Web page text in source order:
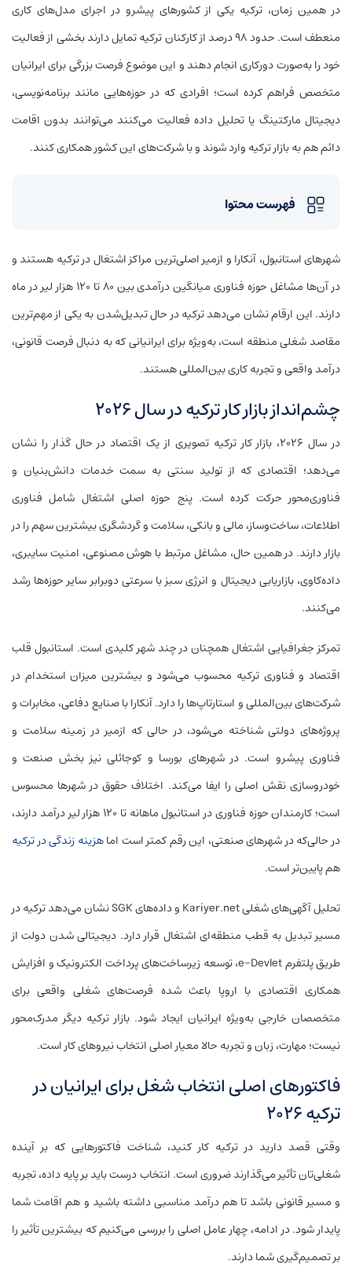
در همین زمان، ترکیه یکی از کشورهای پیشرو در اجرای مدل‌های کاری
منعطف است. حدود ۹۸ درصد از کارکنان ترکیه تمایل دارند بخشی از فعالیت
خود را به‌صورت دورکاری انجام دهند و این موضوع فرصت بزرگی برای ایرانیان
متخصص فراهم کرده است؛ افرادی که در حوزه‌هایی مانند برنامه‌نویسی،
دیجیتال مارکتینگ یا تحلیل داده فعالیت می‌کنند می‌توانند بدون اقامت
دائم هم به بازار ترکیه وارد شوند و با شرکت‌های این کشور همکاری کنند.
فهرست محتوا
شهرهای استانبول، آنکارا و ازمیر اصلی‌ترین مراکز اشتغال در ترکیه هستند و
در آن‌ها مشاغل حوزه فناوری میانگین درآمدی بین ۸۰ تا ۱۲۰ هزار لیر در ماه
دارند. این ارقام نشان می‌دهد ترکیه در حال تبدیل‌شدن به یکی از مهم‌ترین
مقاصد شغلی منطقه است، به‌ویژه برای ایرانیانی که به دنبال فرصت قانونی،
درآمد واقعی و تجربه کاری بین‌المللی هستند.
چشم‌انداز بازار کار ترکیه در سال ۲۰۲۶
در سال ۲۰۲۶، بازار کار ترکیه تصویری از یک اقتصاد در حال گذار را نشان
می‌دهد؛ اقتصادی که از تولید سنتی به سمت خدمات دانش‌بنیان و
فناوری‌محور حرکت کرده است. پنج حوزه اصلی اشتغال شامل فناوری
اطلاعات، ساخت‌وساز، مالی و بانکی، سلامت و گردشگری بیشترین سهم را در
بازار دارند. در همین حال، مشاغل مرتبط با هوش مصنوعی، امنیت سایبری،
داده‌کاوی، بازاریابی دیجیتال و انرژی سبز با سرعتی دوبرابر سایر حوزه‌ها رشد
می‌کنند.
تمرکز جغرافیایی اشتغال همچنان در چند شهر کلیدی است. استانبول قلب
اقتصاد و فناوری ترکیه محسوب می‌شود و بیشترین میزان استخدام در
شرکت‌های بین‌المللی و استارتاپ‌ها را دارد. آنکارا با صنایع دفاعی، مخابرات و
پروژه‌های دولتی شناخته می‌شود، در حالی که ازمیر در زمینه سلامت و
فناوری پیشرو است. در شهرهای بورسا و کوجائلی نیز بخش صنعت و
خودروسازی نقش اصلی را ایفا می‌کند. اختلاف حقوق در شهرها محسوس
است؛ کارمندان حوزه فناوری در استانبول ماهانه تا ۱۲۰ هزار لیر درآمد دارند،
در حالی‌که در شهرهای صنعتی، این رقم کمتر است اماهزینه زندگی در ترکیه
هم پایین‌تر است.
تحلیل آگهی‌های شغلی Kariyer.net و داده‌های SGK نشان می‌دهد ترکیه در
مسیر تبدیل به قطب منطقه‌ای اشتغال قرار دارد. دیجیتالی شدن دولت از
طریق پلتفرم e-Devlet، توسعه زیرساخت‌های پرداخت الکترونیک و افزایش
همکاری اقتصادی با اروپا باعث شده فرصت‌های شغلی واقعی برای
متخصصان خارجی به‌ویژه ایرانیان ایجاد شود. بازار ترکیه دیگر مدرک‌محور
نیست؛ مهارت، زبان و تجربه حالا معیار اصلی انتخاب نیروهای کار است.
فاکتورهای اصلی انتخاب شغل برای ایرانیان در
ترکیه ۲۰۲۶
وقتی قصد دارید در ترکیه کار کنید، شناخت فاکتورهایی که بر آینده
شغلی‌تان تأثیر می‌گذارند ضروری است. انتخاب درست باید بر پایه داده، تجربه
و مسیر قانونی باشد تا هم درآمد مناسبی داشته باشید و هم اقامت شما
پایدار شود. در ادامه، چهار عامل اصلی را بررسی می‌کنیم که بیشترین تأثیر را
بر تصمیم‌گیری شما دارند.